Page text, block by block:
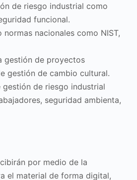
de riesgo industrial como
funcional.
normas nacionales como NIST,
gestión de proyectos
gestión de cambio cultural.
gestión de riesgo industrial
seguridad ambienta,
por medio de la
el material de forma digital,